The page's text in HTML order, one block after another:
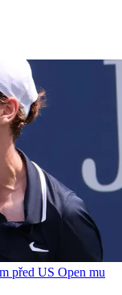
před US Open mu